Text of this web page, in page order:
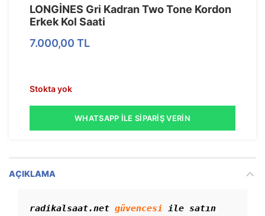
LONGİNES Gri Kadran Two Tone Kordon
Erkek Kol Saati
7.000,00 TL
Stokta yok
WHATSAPP İLE SIPARIŞ VERIN
AÇIKLAMA
radikalsaat.net güvencesi ile satın